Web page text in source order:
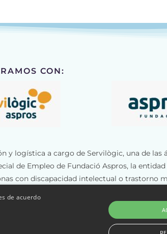
CON:
y logística a cargo de Servilògic, una de las
de Empleo de Fundació Aspros, la
con discapacidad intelectual o trastorno
de acuerdo